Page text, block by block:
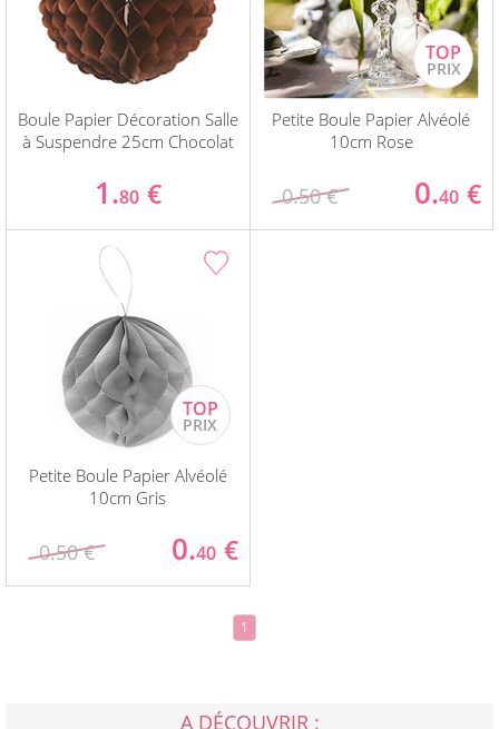
Boule Papier Décoration Salle
à Suspendre 25cm Chocolat
1.80 €
Petite Boule Papier Alvéolé
10cm Rose
0.50 € 0.40 €
Petite Boule Papier Alvéolé
10cm Gris
0.50 € 0.40 €
1
A DÉCOUVRIR :